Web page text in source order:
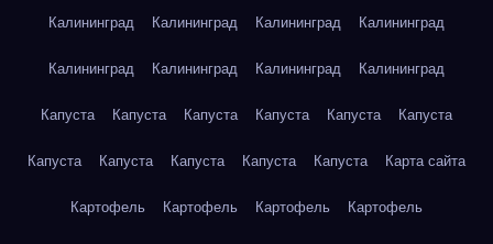
Калининград Калининград Калининград Калининград
Калининград Калининград Калининград Калининград
Капуста Капуста Капуста Капуста Капуста Капуста
Капуста Капуста Капуста Капуста Капуста Карта сайта
Картофель Картофель Картофель Картофель